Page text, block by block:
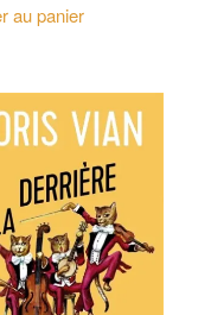
au panier